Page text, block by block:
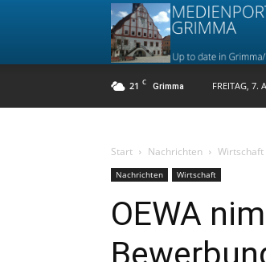
21 C Grimma FREITAG, 7.
Start Nachrichten Wirtschaft
Nachrichten Wirtschaft
OEWA